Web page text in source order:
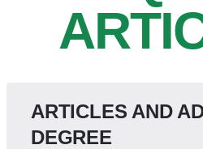
ARTICLES AND
DEGREE